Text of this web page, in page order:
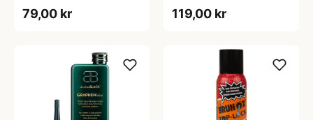
79,00 kr 119,00 kr